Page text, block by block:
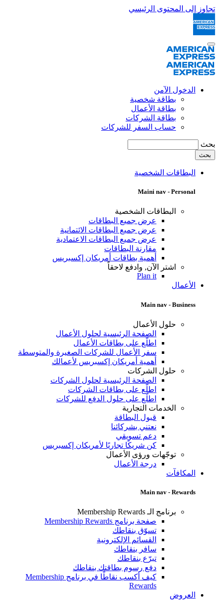
تجاوز إلى المحتوى الرئيسي
الدخول الآمن
بطاقة شخصية
بطاقة الأعمال
بطاقة الشركات
حساب السفر للشركات
بحث
البطاقات الشخصية
Maini nav - Personal
البطاقات الشخصية
عرض جميع البطاقات
عرض جميع البطاقات الائتمانية
عرض جميع البطاقات الاعتمادية
مقارنة البطاقات
أهمية بطاقات أمريكان إكسبريس
اشتر الآن, وادفع لاحقاً
Plan it
الأعمال
Main nav - Business
حلول الأعمال
الصفحة الرئيسية لحلول الأعمال
اطلّع على بطاقات الأعمال
سفر الأعمال للشركات الصغيرة والمتوسطة
أهمية أمريكان إكسبريس لأعمالك
حلول الشركات
الصفحة الرئيسية لحلول الشركات
اطلّع على بطاقات الشركات
اطلّع على حلول الدفع للشركات
الخدمات التجارية
قبول البطاقة
نعتني بشركائنا
دعم تسويقي
كن شريكًا تجاريًا لأمريكان إكسبريس
توجّهات ورؤى الأعمال
درجة الأعمال
المكافآت
Main nav - Rewards
برنامج الـ Membership Rewards
صفحة برنامج Membership Rewards
تسوّق بنقاطك
القسائم الإلكترونية
سافر بنقاطك
تبرّع بنقاطك
دفع رسوم بطاقتك بنقاطك
كيف أكسب نقاطًا في برنامج Membership
Rewards
العروض